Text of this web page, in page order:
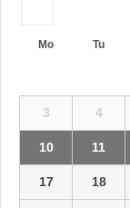
Mo Tu
3 4
10 11
17 18